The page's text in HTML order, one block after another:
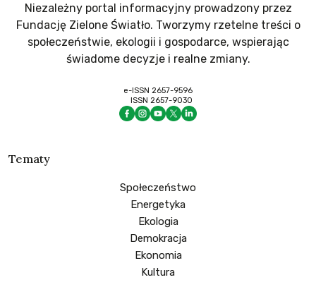
Niezależny portal informacyjny prowadzony przez
Fundację Zielone Światło. Tworzymy rzetelne treści o
społeczeństwie, ekologii i gospodarce, wspierając
świadome decyzje i realne zmiany.
e-ISSN 2657-9596
ISSN 2657-9030
Tematy
Społeczeństwo
Energetyka
Ekologia
Demokracja
Ekonomia
Kultura